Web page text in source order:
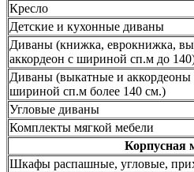
Кресло
Детские и кухонные диваны
Диваны (книжка, еврокнижка,
аккордеон с шириной сп.м до
Диваны (выкатные и аккордеоны
шириной сп.м более 140 см.)
Угловые диваны
Комплекты мягкой мебели
Корпусная
Шкафы распашные, угловые,